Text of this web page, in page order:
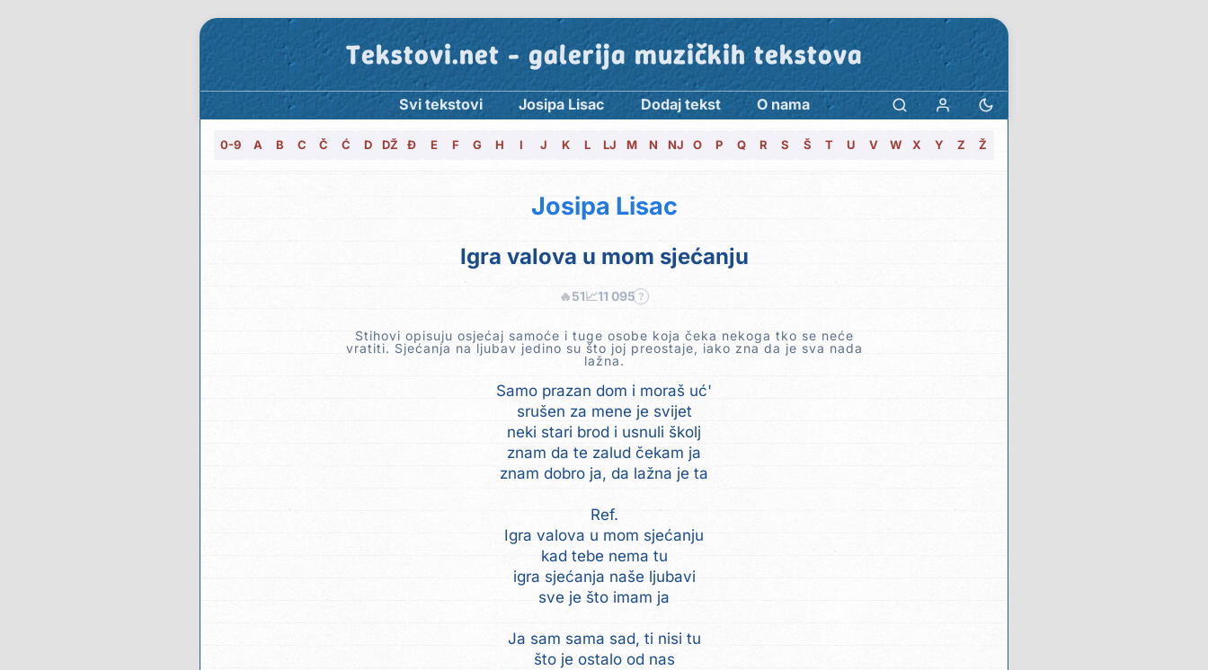
Tekstovi.net - galerija muzičkih tekstova
Svi tekstovi Josipa Lisac Dodaj tekst O nama
0-9 A B C Č Ć D DŽ Đ E F G H I J K L LJ M N NJ O P Q R S Š T U V W X Y Z Ž
Josipa Lisac
Igra valova u mom sjećanju
🔥51📈11 095 ?
Stihovi opisuju osjećaj samoće i tuge osobe koja čeka nekoga tko se neće
vratiti. Sjećanja na ljubav jedino su što joj preostaje, iako zna da je sva nada
lažna.
Samo prazan dom i moraš uć'
srušen za mene je svijet
neki stari brod i usnuli školj
znam da te zalud čekam ja
znam dobro ja, da lažna je ta
Ref.
Igra valova u mom sjećanju
kad tebe nema tu
igra sjećanja naše ljubavi
sve je što imam ja
Ja sam sama sad, ti nisi tu
što je ostalo od nas